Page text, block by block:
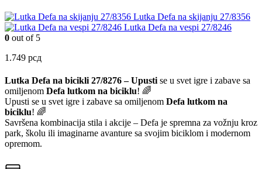
Lutka Defa na skijanju 27/8356
Lutka Defa na vespi 27/8246
0 out of 5
1.749 рсд
Lutka Defa na bicikli 27/8276 –Upusti se u svet igre i zabave sa
omiljenom Defa lutkom na biciklu! 🌈
Upusti se u svet igre i zabave sa omiljenom Defa lutkom na
biciklu! 🌈
Savršena kombinacija stila i akcije – Defa je spremna za vožnju kroz
park, školu ili imaginarne avanture sa svojim biciklom i modernom
opremom.